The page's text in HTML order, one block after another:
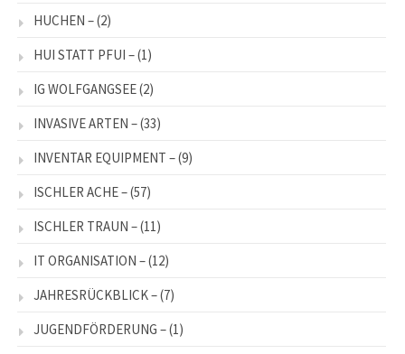
HUCHEN –(2)
HUI STATT PFUI –(1)
IG WOLFGANGSEE(2)
INVASIVE ARTEN –(33)
INVENTAR EQUIPMENT –(9)
ISCHLER ACHE –(57)
ISCHLER TRAUN –(11)
IT ORGANISATION –(12)
JAHRESRÜCKBLICK –(7)
JUGENDFÖRDERUNG –(1)